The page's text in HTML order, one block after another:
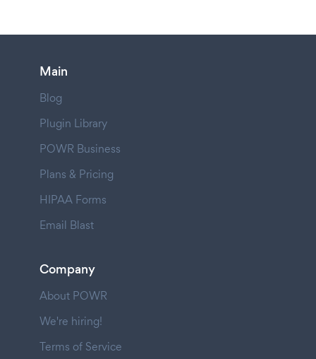
Main
Blog
Plugin Library
POWR Business
Plans & Pricing
HIPAA Forms
Email Blast
Company
About POWR
We're hiring!
Terms of Service